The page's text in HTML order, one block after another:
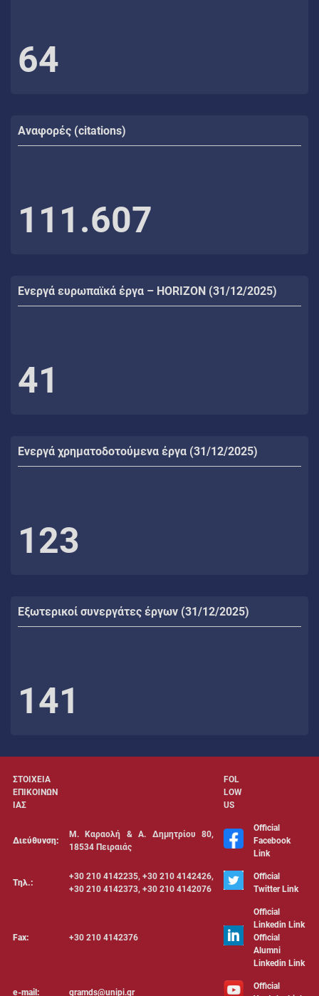
64
Αναφορές (citations)
111.607
Ενεργά ευρωπαϊκά έργα – HORIZON (31/12/2025)
41
Ενεργά χρηματοδοτούμενα έργα (31/12/2025)
123
Εξωτερικοί συνεργάτες έργων (31/12/2025)
141
ΣΤΟΙΧΕΙΑ
ΕΠΙΚΟΙΝΩΝ
ΙΑΣ
FOL
LOW
US
Διεύθυνση:
Μ. Καραολή & Α. Δημητρίου 80,
18534 Πειραιάς
Official
Facebook
Link
Τηλ.:
+30 210 4142235, +30 210 4142426,
+30 210 4142373, +30 210 4142076
Official
Twitter Link
Fax: +30 210 4142376
Official
Linkedin Link
Official
Alumni
Linkedin Link
e-mail: gramds@unipi.gr
Official